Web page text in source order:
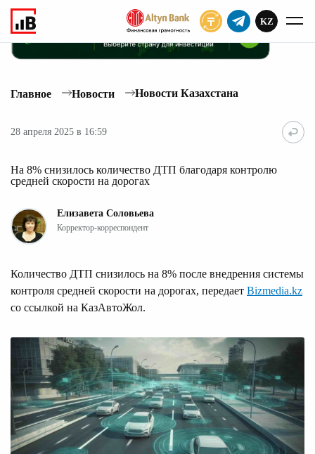
KZ
Главное Новости Новости Казахстана
28 апреля 2025 в 16:59
На 8% снизилось количество ДТП благодаря контролю
средней скорости на дорогах
Елизавета Соловьева
Корректор-корреспондент
Количество ДТП снизилось на 8% после внедрения системы
контроля средней скорости на дорогах, передает Bizmedia.kz
со ссылкой на КазАвтоЖол.